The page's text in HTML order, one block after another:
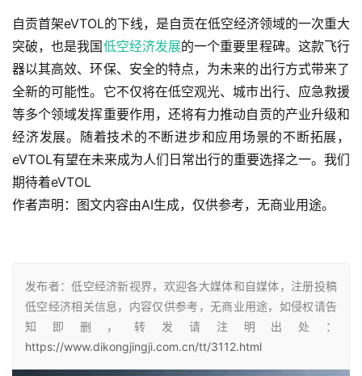
自贡首架eVTOL的下线，是自贡在低空经济领域的一次重大
突破，也是我国低空经济发展的一个重要里程碑。这款飞行
器以其高效、环保、安全的特点，为未来的出行方式带来了
全新的可能性。它不仅将在低空观光、城市出行、应急救援
等多个领域发挥重要作用，还将有力推动自贡的产业升级和
经济发展。随着技术的不断进步和应用场景的不断拓展，
eVTOL有望在未来成为人们日常出行的重要选择之一。我们
期待着eVTOL
作者声明：图文内容由AI生成，仅供参考，无商业用途。
发布者：低空经济新视界，欢迎各大媒体和自媒体，注册投稿
低空经济相关信息，内容仅供参考，无商业用途，如侵权请告
知即删，转发请注明出处：
https://www.dikongjingji.com.cn/tt/3112.html